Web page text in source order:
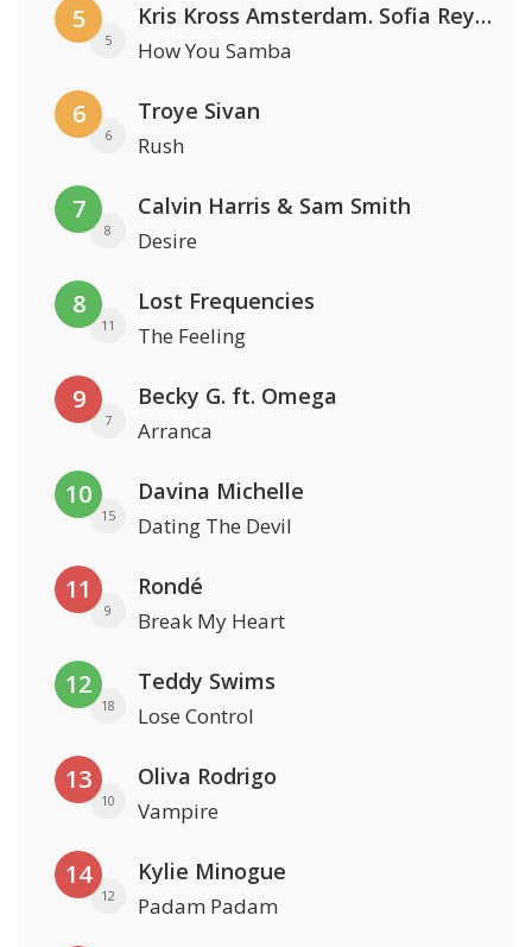
5
5
Kris Kross Amsterdam. Sofia Reyes & Tinie Tempah
How You Samba
6
6
Troye Sivan
Rush
7
8
Calvin Harris & Sam Smith
Desire
8
11
Lost Frequencies
The Feeling
9
7
Becky G. ft. Omega
Arranca
10
15
Davina Michelle
Dating The Devil
11
9
Rondé
Break My Heart
12
18
Teddy Swims
Lose Control
13
10
Oliva Rodrigo
Vampire
14
12
Kylie Minogue
Padam Padam